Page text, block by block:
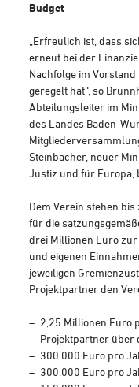
Budget
„Erfreulich ist, dass
erneut bei der
Nachfolge im
geregelt hat“, so
Abteilungsleiter im
des Landes Baden-
Steinbacher, neuer
Justiz und für Europa,
Dem Verein stehen
für die
drei Millionen Euro
und eigenen
jeweiligen
Projektpartner den
2,25 Millionen Euro
Projektpartner über
300.000 Euro pro
300.000 Euro pro